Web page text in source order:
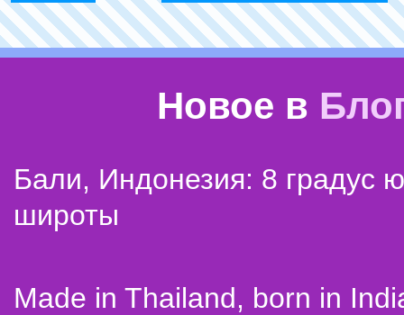
Новое в
Бали, Индонезия: 8 градус
широты
Made in Thailand, born in